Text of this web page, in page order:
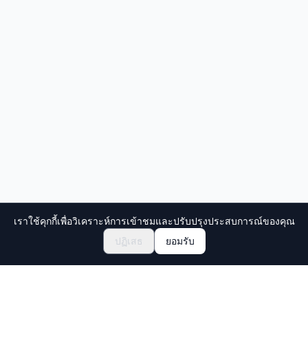
เราใช้คุกกี้เพื่อวิเคราะห์การเข้าชมและปรับปรุงประสบการณ์ของคุณ
ปฏิเสธ
ยอมรับ